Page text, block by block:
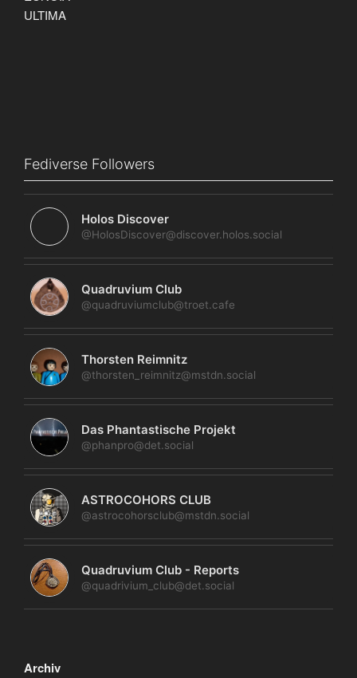
Fediverse Followers
Holos Discover
@HolosDiscover@discover.holos.social
Quadruvium Club
@quadruviumclub@troet.cafe
Thorsten Reimnitz
@thorsten_reimnitz@mstdn.social
Das Phantastische Projekt
@phanpro@det.social
ASTROCOHORS CLUB
@astrocohorsclub@mstdn.social
Quadruvium Club - Reports
@quadrivium_club@det.social
Archiv